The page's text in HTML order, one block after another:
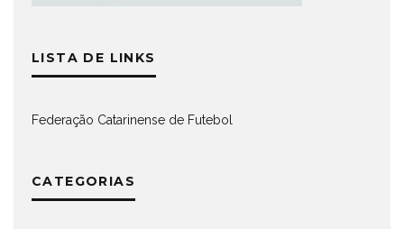
LISTA DE LINKS
Federação Catarinense de Futebol
CATEGORIAS